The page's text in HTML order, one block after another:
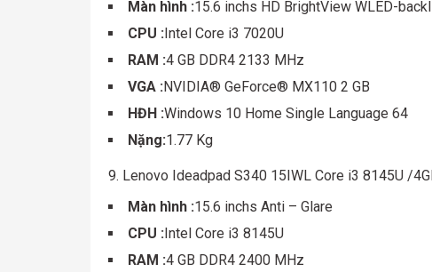
Màn hình :15.6 inchs HD BrightView WLED-
CPU :Intel Core i3 7020U
RAM :4 GB DDR4 2133 MHz
VGA :NVIDIA® GeForce® MX110 2 GB
HĐH :Windows 10 Home Single Language 64
Nặng:1.77 Kg
9. Lenovo Ideadpad S340 15IWL Core i3 8145U /
Màn hình :15.6 inchs Anti – Glare
CPU :Intel Core i3 8145U
RAM :4 GB DDR4 2400 MHz